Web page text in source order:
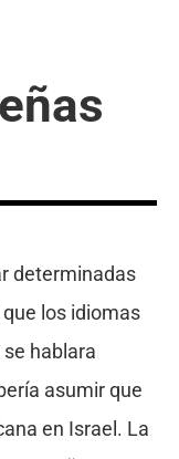
determinadas
los idiomas
hablara
asumir que
en Israel. La